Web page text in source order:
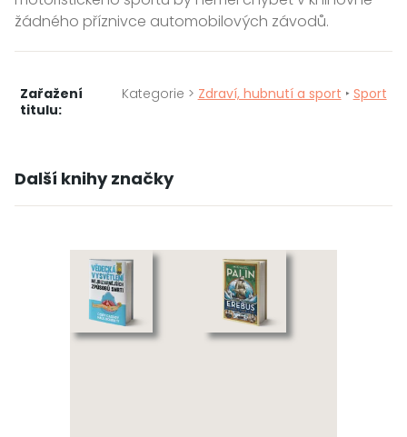
žádného příznivce automobilových závodů.
Zařažení
titulu:
Kategorie > Zdraví, hubnutí a sport ‣ Sport
Další knihy značky